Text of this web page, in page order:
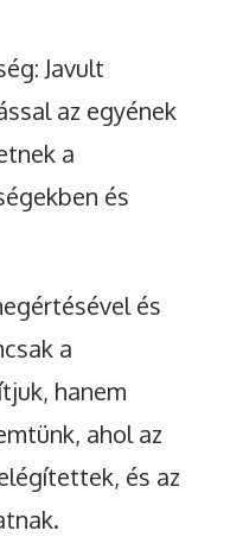
Javult
az egyének
a
és
és
a
hanem
ahol az
és az